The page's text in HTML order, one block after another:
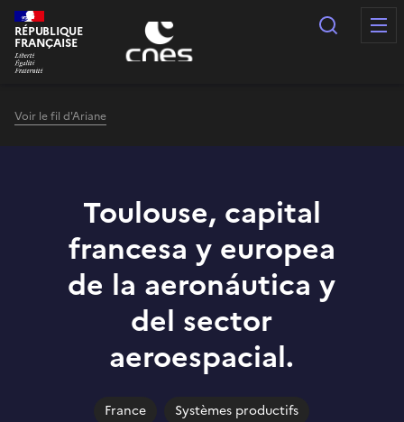
Panneau de gestion des cookies
RÉPUBLIQUE
FRANÇAISE
Voir le fil d'Ariane
Toulouse, capital
francesa y europea
de la aeronáutica y
del sector
aeroespacial.
France Systèmes productifs